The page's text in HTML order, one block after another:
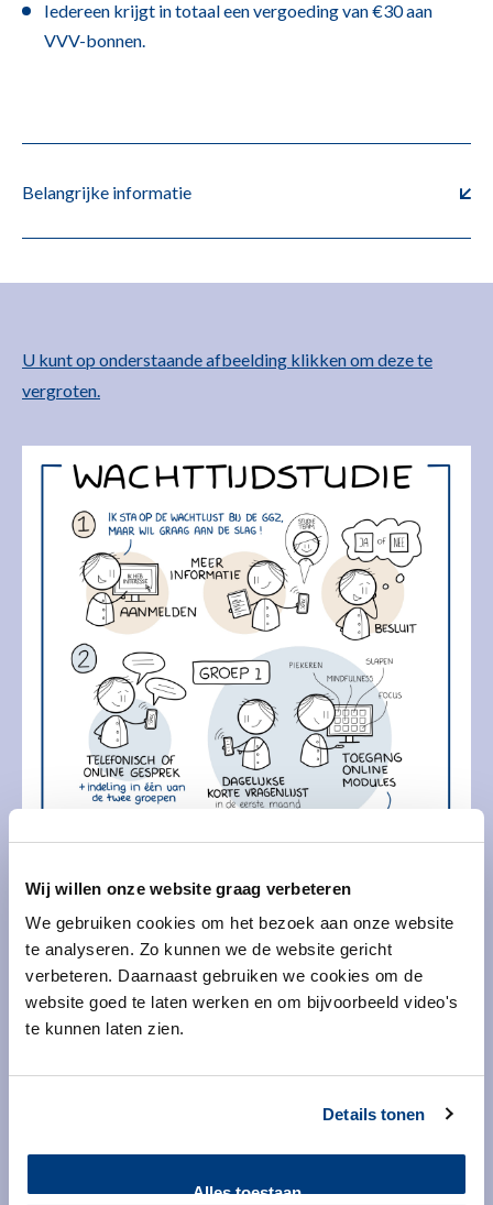
Wij willen onze website graag verbeteren
We gebruiken cookies om het bezoek aan onze website
te analyseren. Zo kunnen we de website gericht
verbeteren. Daarnaast gebruiken we cookies om de
website goed te laten werken en om bijvoorbeeld video's
te kunnen laten zien.
Details tonen
Alles toestaan
Iedereen krijgt in totaal een vergoeding van €30 aan
VVV-bonnen.
Belangrijke informatie
U kunt op onderstaande afbeelding klikken om deze te
vergroten.
Over de studie